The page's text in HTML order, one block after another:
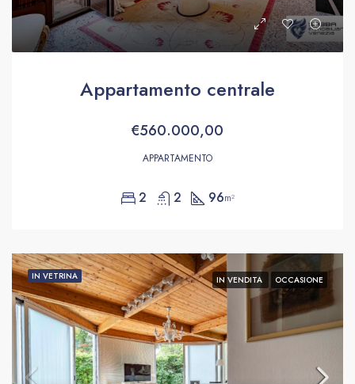
Appartamento centrale
€560.000,00
APPARTAMENTO
2 2 96m²
IN VETRINA IN VENDITA OCCASIONE